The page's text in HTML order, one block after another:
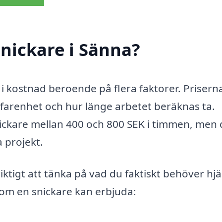
i Sänna?
kostnad beroende på flera faktorer.
och hur länge arbetet beräknas ta.
mellan 400 och 800 SEK i timmen, men
projekt.
att tänka på vad du faktiskt behöver
en snickare kan erbjuda: